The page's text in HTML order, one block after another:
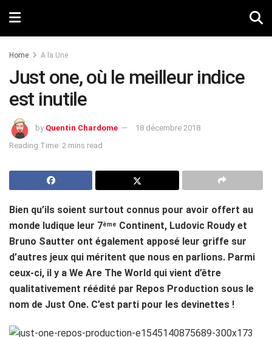
Home A la Une
Just one, où le meilleur indice
est inutile
by Quentin Chardome
18 décembre 2018
Reading Time: 2 mins read
Bien qu’ils soient surtout connus pour avoir offert au
monde ludique leur 7ème Continent, Ludovic Roudy et
Bruno Sautter ont également apposé leur griffe sur
d’autres jeux qui méritent que nous en parlions. Parmi
ceux-ci, il y a We Are The World qui vient d’être
qualitativement réédité par Repos Production sous le
nom de Just One. C’est parti pour les devinettes !